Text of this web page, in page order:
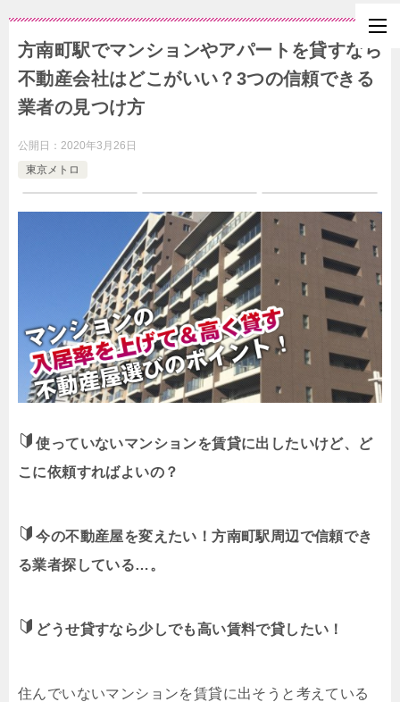
方南町駅でマンションやアパートを貸すなら
不動産会社はどこがいい？3つの信頼できる
業者の見つけ方
公開日： 2020年3月26日
東京メトロ
使っていないマンションを賃貸に出したいけど、ど
こに依頼すればよいの？
今の不動産屋を変えたい！方南町駅周辺で信頼でき
る業者探している…。
どうせ貸すなら少しでも高い賃料で貸したい！
住んでいないマンションを賃貸に出そうと考えている